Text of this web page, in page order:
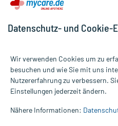
Alle Preise gelten inkl. MwSt., ggf.
Informationen auf dieser Website
die Untersuchung und
Datenschutz- und Cookie-
Wir verwenden Cookies um zu
besuchen und wie Sie mit uns
Nutzererfahrung zu verbessern.
Einstellungen jederzeit ändern.
Nähere Informationen: